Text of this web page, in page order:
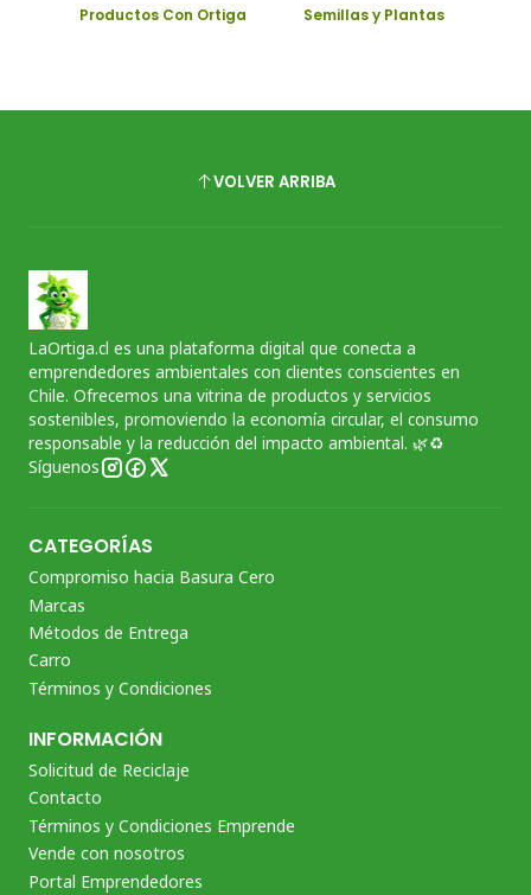
Productos Con Ortiga Semillas y Plantas
VOLVER ARRIBA
LaOrtiga.cl es una plataforma digital que conecta a
emprendedores ambientales con clientes conscientes en
Chile. Ofrecemos una vitrina de productos y servicios
sostenibles, promoviendo la economía circular, el consumo
responsable y la reducción del impacto ambiental. 🌿♻️
Síguenos
CATEGORÍAS
Compromiso hacia Basura Cero
Marcas
Métodos de Entrega
Carro
Términos y Condiciones
INFORMACIÓN
Solicitud de Reciclaje
Contacto
Términos y Condiciones Emprende
Vende con nosotros
Portal Emprendedores